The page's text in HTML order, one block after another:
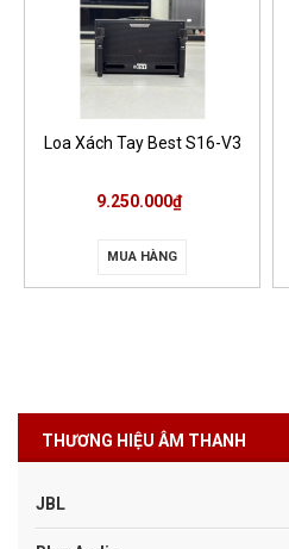
Loa Xách Tay Best S16-V3
9.250.000₫
MUA HÀNG
THƯƠNG HIỆU ÂM THANH
JBL